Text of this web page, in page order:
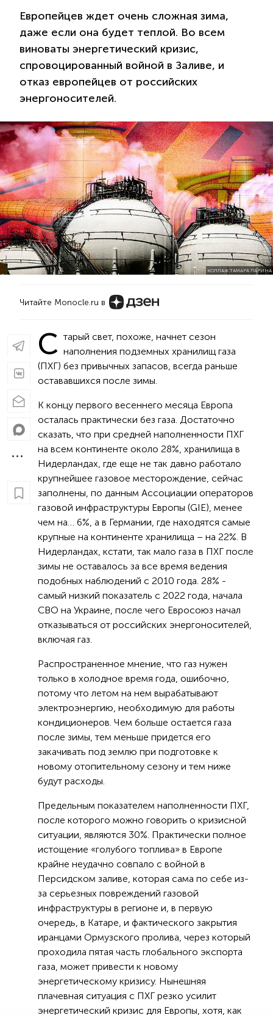
Европейцев ждет очень сложная зима,
даже если она будет теплой. Во всем
виноваты энергетический кризис,
спровоцированный войной в Заливе, и
отказ европейцев от российских
энергоносителей.
КОЛЛАЖ ТАМАРА ЛАРИНА
Читайте Monocle.ru в
С тарый свет, похоже, начнет сезон
наполнения подземных хранилищ газа
(ПХГ) без привычных запасов, всегда раньше
остававшихся после зимы.
К концу первого весеннего месяца Европа
осталась практически без газа. Достаточно
сказать, что при средней наполненности ПХГ
на всем континенте около 28%, хранилища в
Нидерландах, где еще не так давно работало
крупнейшее газовое месторождение, сейчас
заполнены, по данным Ассоциации операторов
газовой инфраструктуры Европы (GIE), менее
чем на… 6%, а в Германии, где находятся самые
крупные на континенте хранилища – на 22%. В
Нидерландах, кстати, так мало газа в ПХГ после
зимы не оставалось за все время ведения
подобных наблюдений с 2010 года. 28% -
самый низкий показатель с 2022 года, начала
СВО на Украине, после чего Евросоюз начал
отказываться от российских энергоносителей,
включая газ.
Распространенное мнение, что газ нужен
только в холодное время года, ошибочно,
потому что летом на нем вырабатывают
электроэнергию, необходимую для работы
кондиционеров. Чем больше остается газа
после зимы, тем меньше придется его
закачивать под землю при подготовке к
новому отопительному сезону и тем ниже
будут расходы.
Предельным показателем наполненности ПХГ,
после которого можно говорить о кризисной
ситуации, являются 30%. Практически полное
истощение «голубого топлива» в Европе
крайне неудачно совпало с войной в
Персидском заливе, которая сама по себе из-
за серьезных повреждений газовой
инфраструктуры в регионе и, в первую
очередь, в Катаре, и фактического закрытия
иранцами Ормузского пролива, через который
проходила пятая часть глобального экспорта
газа, может привести к новому
энергетическому кризису. Нынешняя
плачевная ситуация с ПХГ резко усилит
энергетический кризис для Европы, хотя, как